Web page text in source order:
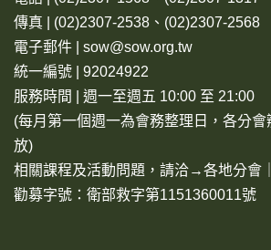
傳真 | (02)2307-2538、(02)2307-2568
電子郵件 | sow@sow.org.tw
統一編號 | 92024922
服務時間 | 週一至週五 10:00 至 21:00
(每月第一個週一為會務整理日，各分會
放)
相關課程及活動問題，請洽→各地分會
勸募字號：衛部救字第1151360011號